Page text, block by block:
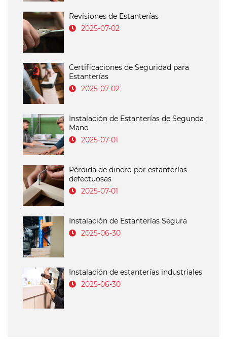
Revisiones de Estanterías
2025-07-02
Certificaciones de Seguridad para
Estanterías
2025-07-02
Instalación de Estanterías de Segunda
Mano
2025-07-01
Pérdida de dinero por estanterías
defectuosas
2025-07-01
Instalación de Estanterías Segura
2025-06-30
Instalación de estanterías industriales
2025-06-30